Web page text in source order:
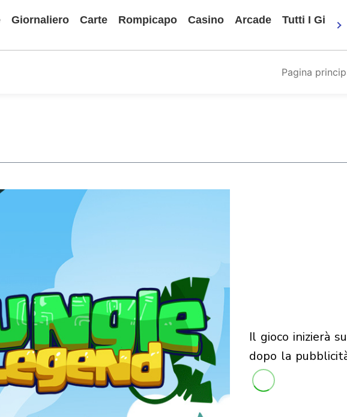
Giornaliero Carte Rompicapo Casino Arcade Tutti I Giochi
Pagina
il gioco inizierà subito
dopo la